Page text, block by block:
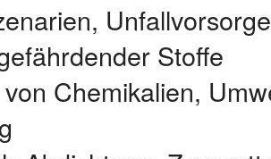
Stoffe
Chemikalien,